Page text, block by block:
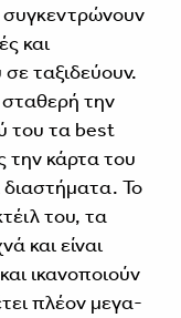
συγκεντρώνουν
και
ταξιδεύουν.
την
του τα best
την κάρτα του
Το
του, τα
και είναι
ικανοποιούν
πλέον μεγα­